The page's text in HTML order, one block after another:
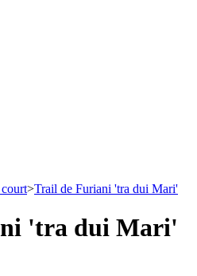
>Trail de Furiani 'tra dui Mari'
'tra dui Mari'